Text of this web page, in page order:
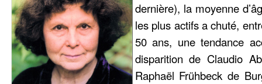
dernière), la moyenne
les plus actifs a chuté,
50 ans, une tendance
disparition de Claudio
Raphaël Frühbeck de